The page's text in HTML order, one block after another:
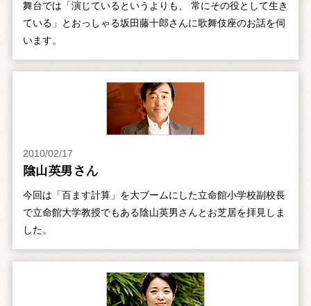
舞台では「演じているというよりも、 常にその役として生き
ている」とおっしゃる坂田藤十郎さんに歌舞伎座のお話を伺
います。
2010/02/17
陰山英男さん
今回は「百ます計算」を大ブームにした立命館小学校副校長
で立命館大学教授でもある陰山英男さんとお芝居を拝見しま
した。